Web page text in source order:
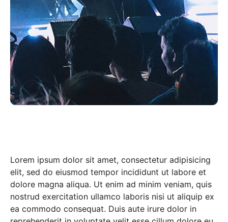
Lorem ipsum dolor sit amet, consectetur adipisicing
elit, sed do eiusmod tempor incididunt ut labore et
dolore magna aliqua. Ut enim ad minim veniam, quis
nostrud exercitation ullamco laboris nisi ut aliquip ex
ea commodo consequat. Duis aute irure dolor in